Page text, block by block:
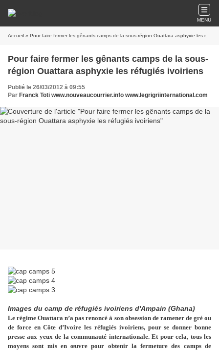
MENU
Accueil » Pour faire fermer les gênants camps de la sous-région Ouattara asphyxie les réfugiés ivoiriens
Pour faire fermer les gênants camps de la sous-
région Ouattara asphyxie les réfugiés ivoiriens
Publié le 26/03/2012 à 09:55
Par Franck Toti www.nouveaucourrier.info www.legrigriinternational.com
Images du camp de réfugiés ivoiriens d'Ampain (Ghana)
Le régime Ouattara n’a pas renoncé à son obsession de ramener de gré ou
de force en Côte d’Ivoire les réfugiés ivoiriens, pour se donner bonne
presse aux yeux de la communauté internationale. Et pour cela, tous les
moyens sont mis en œuvre pour obtenir la fermeture des camps de